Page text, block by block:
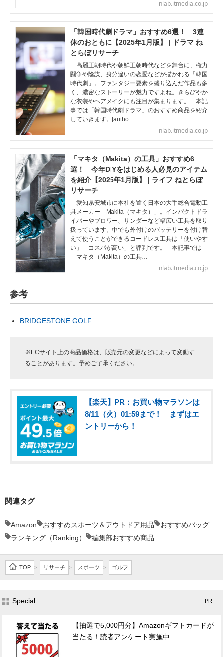
nlab.itmedia.co.jp
「韓国時代劇ドラマ」おすすめ6選！ 3連
休のおともに【2025年1月版】 | ドラマ ね
とらぼリサーチ
高麗王朝時代や朝鮮王朝時代などを舞台に、権力
闘争や陰謀、身分違いの恋愛などが描かれる「韓国
時代劇」。ファンタジー要素を盛り込んだ作品も多
く、濃密なストーリーが魅力ですよね。きらびやか
な衣装やヘアメイクにも注目が集まります。 本記
事では「韓国時代劇ドラマ」のおすすめ商品を紹介
していきます。[autho…
nlab.itmedia.co.jp
「マキタ（Makita）の工具」おすすめ6
選！ 今年DIYをはじめる人必見のアイテム
を紹介【2025年1月版】 | ライフ ねとらぼ
リサーチ
愛知県安城市に本社を置く日本の大手総合電動工
具メーカー「Makita（マキタ）」。インパクトドラ
イバーやブロワー、サンダーなど幅広い工具を取り
扱っています。中でも外付けのバッテリーを付け替
えて使うことができるコードレス工具は「使いやす
い」「コスパが高い」と評判です。 本記事では
「マキタ（Makita）の工具…
nlab.itmedia.co.jp
参考
BRIDGESTONE GOLF
※ECサイト上の商品価格は、販売元の変更などによって変動す
ることがあります。予めご了承ください。
【楽天】PR：お買い物マラソンは
8/11（火）01:59まで！ まずはエ
ントリーから！
関連タグ
Amazon おすすめスポーツ＆アウトドア用品
おすすめバッグ
ランキング（Ranking）
編集部おすすめ商品
TOP > リサーチ > スポーツ > ゴルフ
Special - PR -
【抽選で5,000円分】Amazonギフトカードが
当たる！読者アンケート実施中